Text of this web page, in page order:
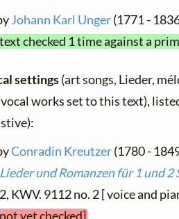
Johann Karl Unger(1771 -
text checked 1 time against a
settings(art songs, Lieder,
works set to this text),
Conradin Kreutzer(1780 -
Lieder und Romanzen für 1 und
2, KWV. 9112 no. 2 [ voice and
not yet checked]